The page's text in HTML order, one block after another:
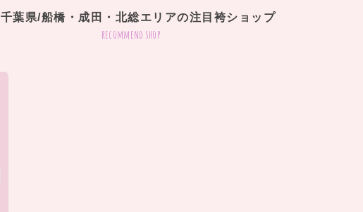
千葉県/船橋・成田・北総エリアの注目袴ショップ
recommend shop